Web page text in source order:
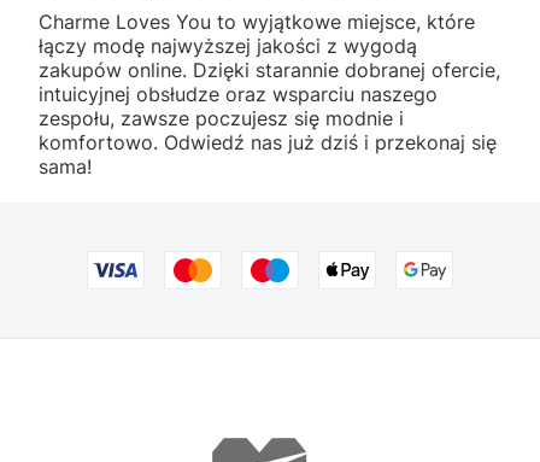
Charme Loves You to wyjątkowe miejsce, które
łączy modę najwyższej jakości z wygodą
zakupów online. Dzięki starannie dobranej ofercie,
intuicyjnej obsłudze oraz wsparciu naszego
zespołu, zawsze poczujesz się modnie i
komfortowo. Odwiedź nas już dziś i przekonaj się
sama!